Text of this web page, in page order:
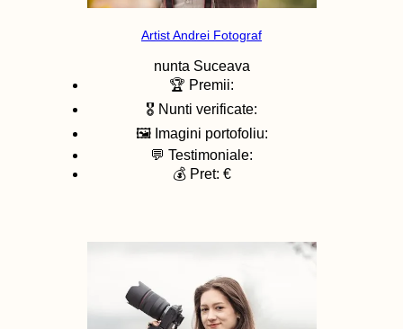
Artist Andrei Fotograf
nunta Suceava
🏆 Premii:
🎖️ Nunti verificate:
🖼️ Imagini portofoliu:
💬 Testimoniale:
💰 Pret: €